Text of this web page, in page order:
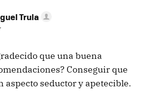
Trula
que una buena
Conseguir que
aspecto seductor y apetecible.